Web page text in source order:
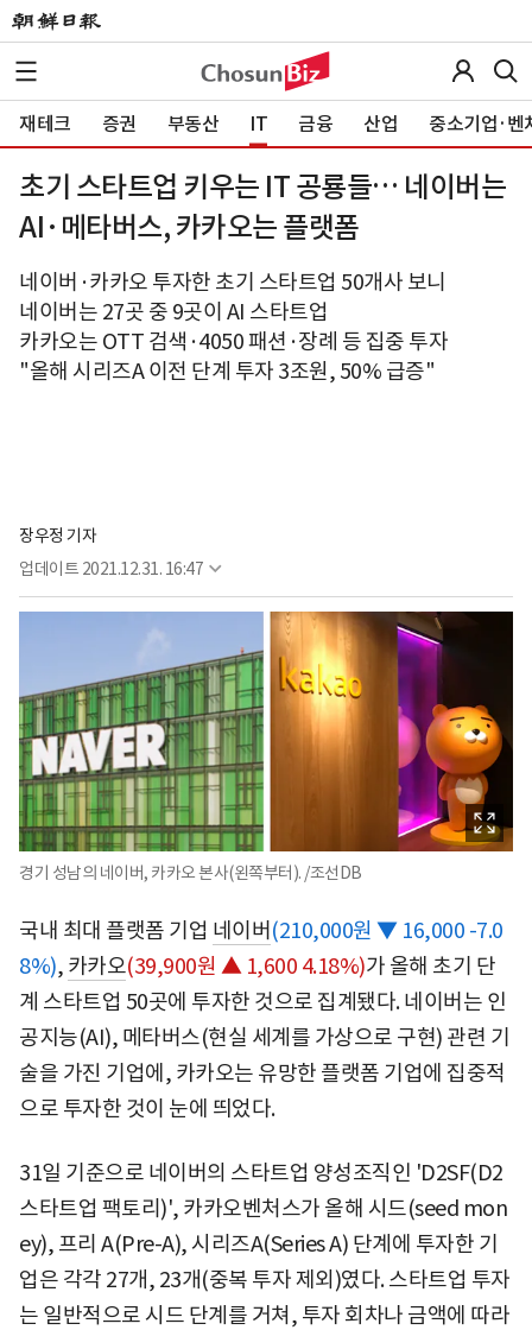
재테크 증권 부동산 IT 금융 산업 중소기업·벤
초기 스타트업 키우는 IT 공룡들… 네이버는
AI·메타버스, 카카오는 플랫폼
네이버·카카오 투자한 초기 스타트업 50개사 보니
네이버는 27곳 중 9곳이 AI 스타트업
카카오는 OTT 검색·4050 패션·장례 등 집중 투자
"올해 시리즈A 이전 단계 투자 3조원, 50% 급증"
장우정 기자
업데이트 2021.12.31. 16:47
경기 성남의 네이버, 카카오 본사(왼쪽부터). /조선DB
국내 최대 플랫폼 기업 네이버 (210,000원 ▼ 16,000 -7.0
8%), 카카오(39,900원 ▲ 1,600 4.18%)가 올해 초기 단
계 스타트업 50곳에 투자한 것으로 집계됐다. 네이버는 인
공지능(AI), 메타버스(현실 세계를 가상으로 구현) 관련 기
술을 가진 기업에, 카카오는 유망한 플랫폼 기업에 집중적
으로 투자한 것이 눈에 띄었다.
31일 기준으로 네이버의 스타트업 양성조직인 'D2SF(D2
스타트업 팩토리)', 카카오벤처스가 올해 시드(seed mon
ey), 프리 A(Pre-A), 시리즈A(Series A) 단계에 투자한 기
업은 각각 27개, 23개(중복 투자 제외)였다. 스타트업 투자
는 일반적으로 시드 단계를 거쳐, 투자 회차나 금액에 따라